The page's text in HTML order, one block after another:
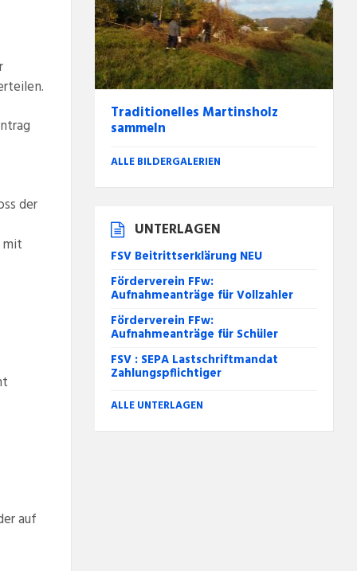
der
mit
auf
Traditionelles Martinsholz
sammeln
ALLE BILDERGALERIEN
UNTERLAGEN
FSV Beitrittserklärung NEU
Förderverein FFw:
Aufnahmeanträge für Vollzahler
Förderverein FFw:
Aufnahmeanträge für Schüler
FSV : SEPA Lastschriftmandat
Zahlungspflichtiger
ALLE UNTERLAGEN